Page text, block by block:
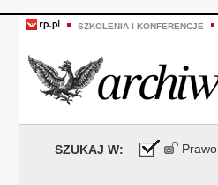
SZKOLENIA I KONFERENCJE
SZUKAJ W: Prawo